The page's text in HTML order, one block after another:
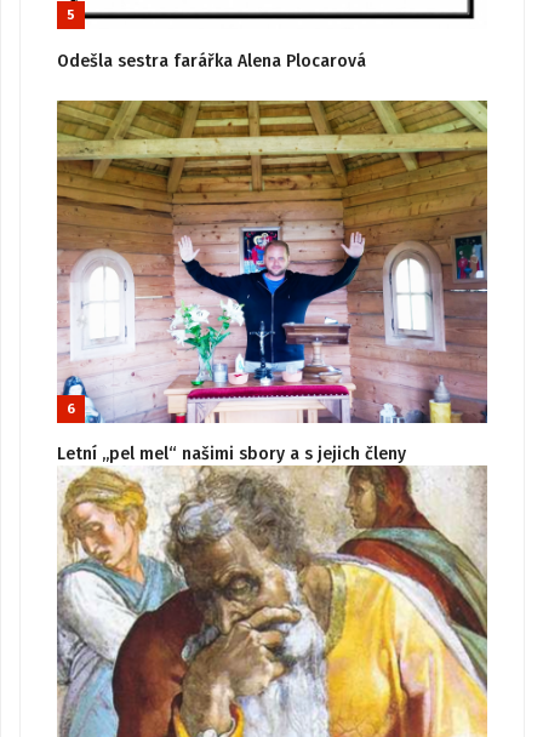
5
Odešla sestra farářka Alena Plocarová
6
Letní „pel mel“ našimi sbory a s jejich členy